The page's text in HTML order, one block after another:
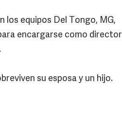
los equipos Del Tongo, MG,
encargarse como director
su esposa y un hijo.